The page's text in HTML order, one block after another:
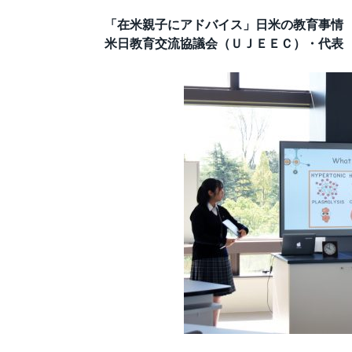
「在米親子にアドバイス」日米の教育事情
米日教育交流協議会（ＵＪＥＥＣ）・代